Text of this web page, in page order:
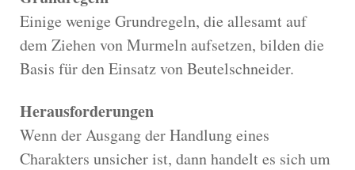
Einige wenige Grundregeln, die allesamt auf
dem Ziehen von Murmeln aufsetzen, bilden die
Basis für den Einsatz von Beutelschneider.
Herausforderungen
Wenn der Ausgang der Handlung eines
Charakters unsicher ist, dann handelt es sich um